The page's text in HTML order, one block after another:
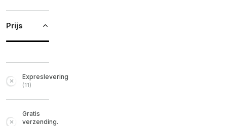
Prijs
Expreslevering
(11)
Gratis
verzending.